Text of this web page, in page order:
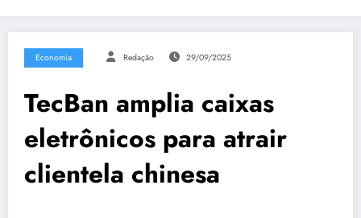
Economia Redação 29/09/2025
TecBan amplia caixas
eletrônicos para atrair
clientela chinesa